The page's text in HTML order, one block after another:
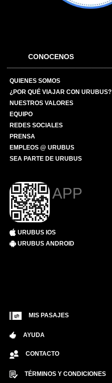
CONOCENOS
QUIENES SOMOS
¿POR QUÉ VIAJAR CON URUBUS?
NUESTROS VALORES
EQUIPO
REDES SOCIALES
PRENSA
EMPLEOS @ URUBUS
SEA PARTE DE URUBUS
APP
URUBUS IOS
URUBUS ANDROID
MIS PASAJES
AYUDA
CONTACTO
TÉRMINOS Y CONDICIONES